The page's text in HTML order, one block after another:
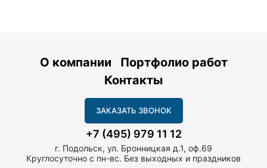
О компании
Портфолио работ
Контакты
ЗАКАЗАТЬ ЗВОНОК
+7 (495) 979 11 12
г. Подольск, ул. Бронницкая д.1, оф.69
Круглосуточно с пн-вс. Без выходных и праздников